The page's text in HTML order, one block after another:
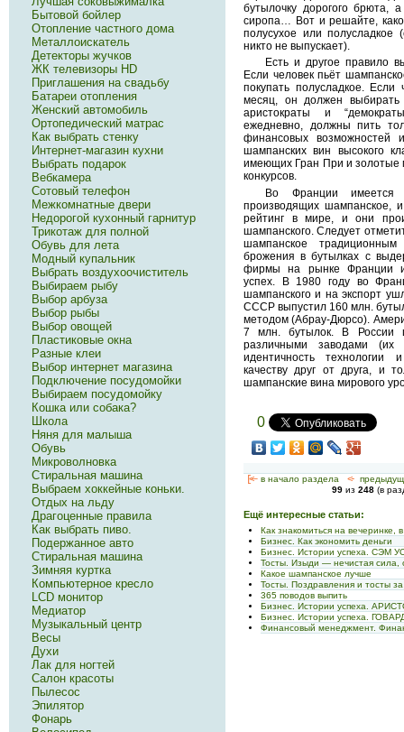
бутылочку дорогого брюта,
сиропа… Вот и решайте,
полусухое или полусладкое
никто не выпускает).
Есть и другое правило
Если человек пьёт
покупать полусладкое.
месяц, он должен выбирать
аристократы и
ежедневно, должны пить
финансовых возможностей
шампанских вин высокого
имеющих Гран При и золотые
конкурсов.
Во Франции
производящих шампанское,
рейтинг в мире, и они
шампанского. Следует
шампанское
брожения в бутылках с
фирмы на рынке Франции
успех. В 1980 году во
шампанского и на экспорт
СССР выпустил 160 млн.
методом (Абрау-Дюрсо).
7 млн. бутылок. В России
различными заводами
идентичность технологии
качеству друг от друга, и
шампанские вина мирового
0
[<— в начало раздела <-
99 из 248 (в
Ещё интересные статьи:
Как знакомиться на вечеринке,
Бизнес. Как экономить деньги
Бизнес. Истории успеха. СЭМ
Тосты. Изыди — нечистая сила,
Какое шампанское лучше
Тосты. Поздравления и тосты
365 поводов выпить
Бизнес. Истории успеха.
Бизнес. Истории успеха.
Финансовый менеджмент.
Бытовой бойлер
Отопление частного дома
Металлоискатель
Детекторы жучков
ЖК телевизоры HD
Приглашения на свадьбу
Батареи отопления
Женский автомобиль
Ортопедический матрас
Как выбрать стенку
Интернет-магазин кухни
Выбрать подарок
Вебкамера
Сотовый телефон
Межкомнатные двери
Недорогой кухонный гарнитур
Трикотаж для полной
Обувь для лета
Модный купальник
Выбрать воздухоочиститель
Выбираем рыбу
Выбор арбуза
Выбор рыбы
Выбор овощей
Пластиковые окна
Разные клеи
Выбор интернет магазина
Подключение посудомойки
Выбираем посудомойку
Кошка или собака?
Школа
Няня для малыша
Обувь
Микроволновка
Стиральная машина
Выбраем хоккейные коньки.
Отдых на льду
Драгоценные правила
Как выбрать пиво.
Подержанное авто
Стиральная машина
Зимняя куртка
Компьютерное кресло
LCD монитор
Медиатор
Музыкальный центр
Весы
Духи
Лак для ногтей
Салон красоты
Пылесос
Эпилятор
Фонарь